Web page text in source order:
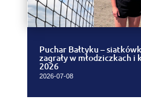
Puchar Bałtyku –
zagrały w młodziczkach i
2026
2026-07-08